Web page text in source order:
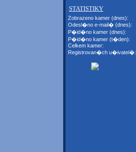
STATISTIKY
Zobrazeno kamer (dnes):
Odesl�no e-mail� (dnes):
P�id�no kamer (dnes):
P�id�no kamer (t�den):
Celkem kamer:
Registrovan�ch u�ivatel�: